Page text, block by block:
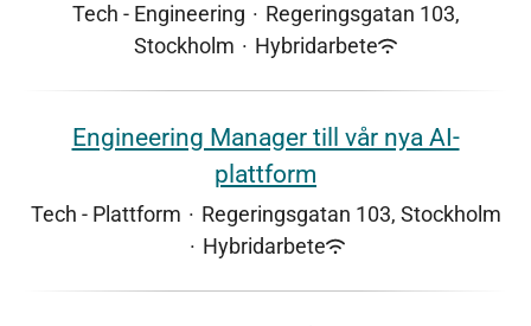
Tech - Engineering · Regeringsgatan 103,
Stockholm · Hybridarbete
Engineering Manager till vår nya AI-
plattform
Tech - Plattform · Regeringsgatan 103, Stockholm
· Hybridarbete